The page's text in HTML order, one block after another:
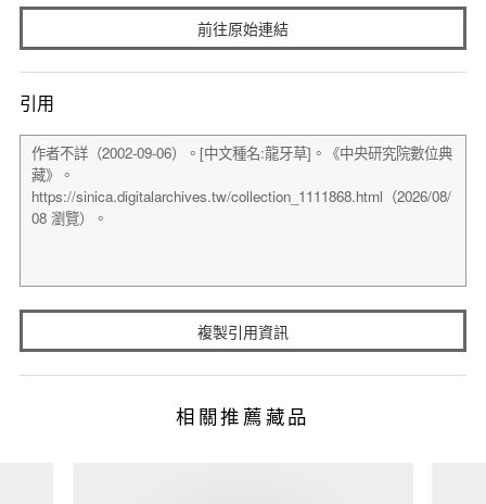
前往原始連結
引用
複製引用資訊
相關推薦藏品